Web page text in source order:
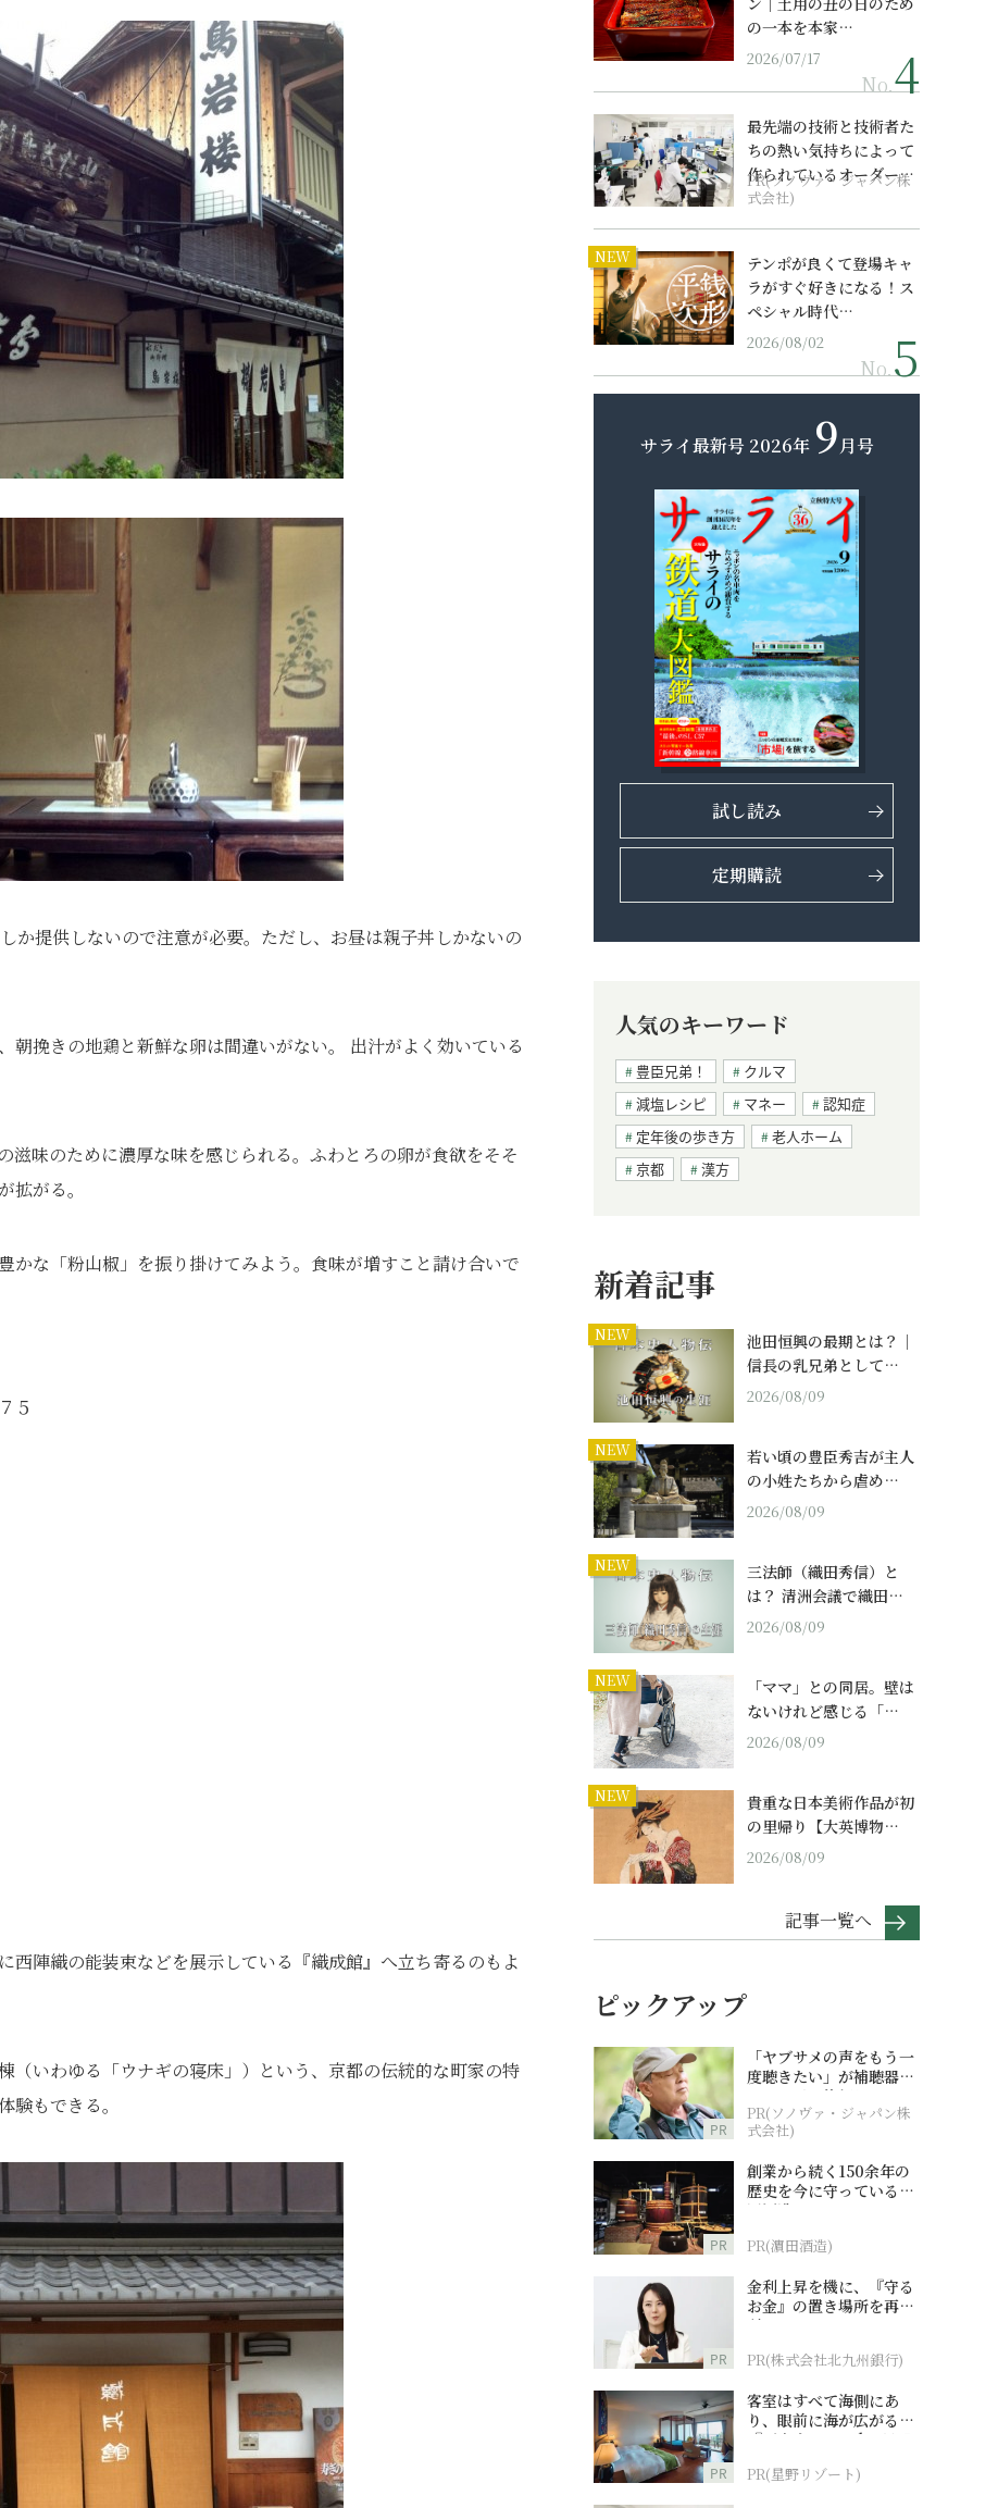
か提供しないので注意が必要。ただし、お昼は親子丼しかないの
挽きの地鶏と新鮮な卵は間違いがない。 出汁がよく効いている
滋味のために濃厚な味を感じられる。ふわとろの卵が食欲をそそ
拡がる。
かな「粉山椒」を振り掛けてみよう。食味が増すこと請け合いで
５
西陣織の能装束などを展示している『織成館』へ立ち寄るのもよ
（いわゆる「ウナギの寝床」）という、京都の伝統的な町家の特
もできる。
の一本を本家…
2026/07/17
No.
最先端の技術と技術者た
ちの熱い気持ちによって
作られているオーダーメ
イド補聴器
PR(ソノヴァ・ジャパン株
式会社)
NEW
テンポが良くて登場キャ
ラがすぐ好きになる！ス
ペシャル時代…
2026/08/02
No.
サライ最新号 2026年 9月号
試し読み
定期購読
人気のキーワード
豊臣兄弟！
クルマ
減塩レシピ
マネー
認知症
定年後の歩き方
老人ホーム
京都
漢方
新着記事
NEW
池田恒興の最期とは？｜
信長の乳兄弟として…
2026/08/09
NEW
若い頃の豊臣秀吉が主人
の小姓たちから虐め…
2026/08/09
NEW
三法師（織田秀信）と
は？ 清洲会議で織田…
2026/08/09
NEW
「ママ」との同居。壁は
ないけれど感じる「…
2026/08/09
NEW
貴重な日本美術作品が初
の里帰り【大英博物…
2026/08/09
記事一覧へ
ピックアップ
PR
「ヤブサメの声をもう一
度聴きたい」が補聴器チ
ャレンジの後押しに
PR(ソノヴァ・ジャパン株
式会社)
PR
創業から続く150余年の
歴史を今に守っている濵
田酒造
PR(濵田酒造)
PR
金利上昇を機に、『守る
お金』の置き場所を再検
討
PR(株式会社北九州銀行)
PR
客室はすべて海側にあ
り、眼前に海が広がる
『西表島ホテル by 星野
PR(星野リゾート)